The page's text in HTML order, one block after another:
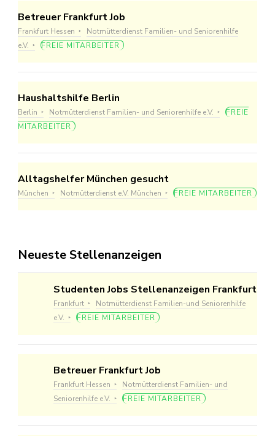
Betreuer Frankfurt Job
Frankfurt Hessen
Notmütterdienst Familien- und Seniorenhilfe
e.V.
FREIE MITARBEITER
Haushaltshilfe Berlin
Berlin Notmütterdienst Familien- und Seniorenhilfe e.V.
FREIE
MITARBEITER
Alltagshelfer München gesucht
München Notmütterdienst e.V. München FREIE MITARBEITER
Neueste Stellenanzeigen
Studenten Jobs Stellenanzeigen Frankfurt
Frankfurt
Notmütterdienst Familien-und Seniorenhilfe
e.V.
FREIE MITARBEITER
Betreuer Frankfurt Job
Frankfurt Hessen
Notmütterdienst Familien- und
Seniorenhilfe e.V.
FREIE MITARBEITER